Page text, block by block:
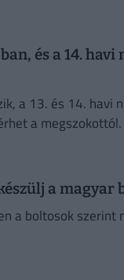
és a 14.
a 13. és 14. havi
a megszokottól.
a magyar
a boltosok